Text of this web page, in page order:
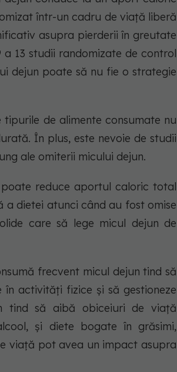
într-un cadru de viață liberă
asupra pierderii în greutate
13 studii randomizate de control
dejun poate să nu fie o strategie
de alimente consumate nu
În plus, este nevoie de studii
ale omiterii micului dejun.
reduce aportul caloric total
a dietei atunci când au fost omise
care să lege micul dejun de
frecvent micul dejun tind să
activități fizice și să gestioneze
tind să aibă obiceiuri de viață
și diete bogate în grăsimi,
viață pot avea un impact asupra